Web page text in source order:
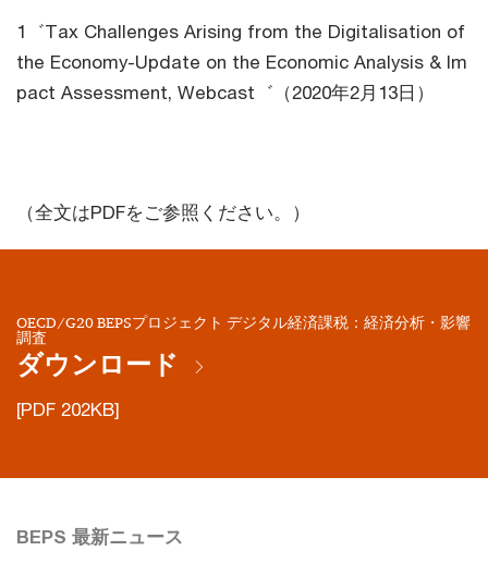
1゛Tax Challenges Arising from the Digitalisation of
the Economy-Update on the Economic Analysis & Im
pact Assessment, Webcast゛（2020年2月13日）
（全文はPDFをご参照ください。）
OECD/G20 BEPSプロジェクト デジタル経済課税：経済分析・影響
調査
ダウンロード
[PDF 202KB]
BEPS 最新ニュース